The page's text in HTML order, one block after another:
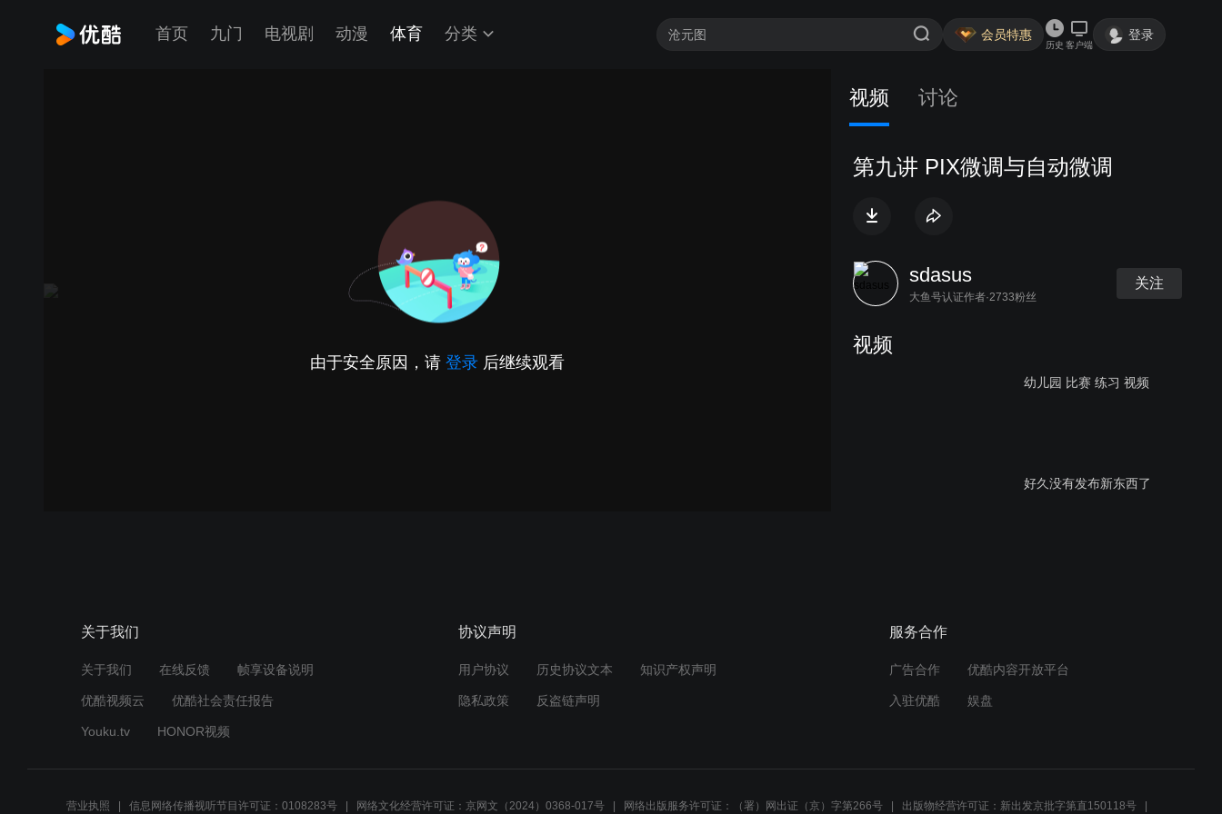
首页 九门 电视剧 动漫 体育 分类 会员特惠
历史 客户端
登录
由于安全原因，请 登录 后继续观看
视频 讨论
第九讲 PIX微调与自动微调
sdasus
大鱼号认证作者·2733粉丝
关注
视频
幼儿园 比赛 练习 视频
好久没有发布新东西了
烟操健身队 第八节拍打运动
关于我们
关于我们 在线反馈 帧享设备说明
优酷视频云 优酷社会责任报告
Youku.tv HONOR视频
协议声明
用户协议 历史协议文本 知识产权声明
隐私政策 反盗链声明
服务合作
广告合作 优酷内容开放平台
入驻优酷 娱盘
营业执照 信息网络传播视听节目许可证：0108283号 网络文化经营许可证：京网文（2024）0368-017号 网络出版服务许可证：（署）网出证（京）字第266号 出版物经营许可证：新出发京批字第直150118号